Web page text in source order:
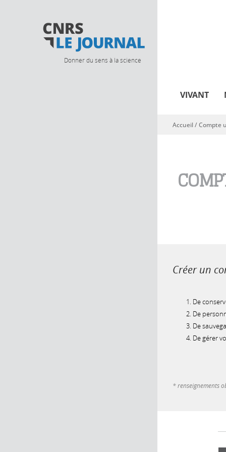
Donner du sens à la science
VIVANT
Vous êtes ici
Accueil/Compte
Créer un
De
De
De
De gérer
* renseignements